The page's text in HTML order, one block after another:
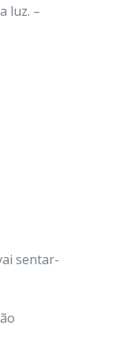
luz. –
sentar-